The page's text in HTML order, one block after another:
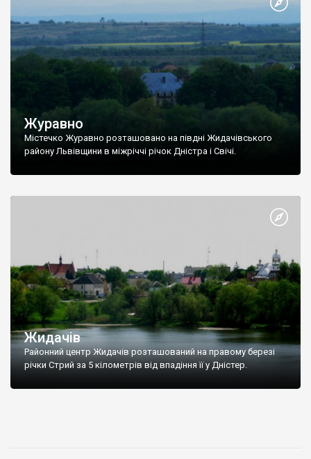
Журавно
Містечко Журавно розташовано на півдні Жидачівського
району Львівщини в міжріччі річок Дністра і Свічі.
Жидачів
Районний центр Жидачів розташований на правому березі
річки Стрий за 5 кілометрів від впадіння її у Дністер.